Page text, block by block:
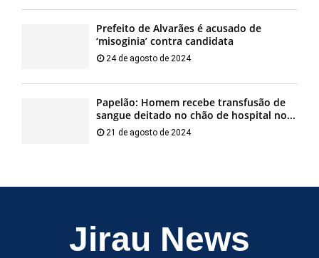
Prefeito de Alvarães é acusado de
‘misoginia’ contra candidata
24 de agosto de 2024
Papelão: Homem recebe transfusão de
sangue deitado no chão de hospital no...
21 de agosto de 2024
Jirau News